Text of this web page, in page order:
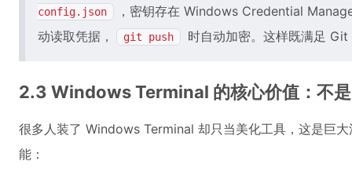
config.json
，密钥存在 Windows Credential
动读取凭据，
git push 时自动加密。这样既满足
2.3 Windows Terminal 的核心价值：不是
很多人装了 Windows Terminal 却只当美化工具，这是巨
能：